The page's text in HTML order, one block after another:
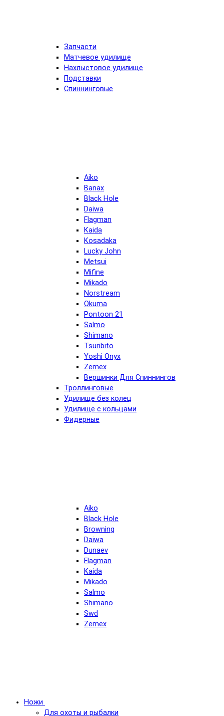
Запчасти
Матчевое удилище
Нахлыстовое удилище
Подставки
Спиннинговые
Aiko
Banax
Black Hole
Daiwa
Flagman
Kaida
Kosadaka
Lucky John
Metsui
Mifine
Mikado
Norstream
Okuma
Pontoon 21
Salmo
Shimano
Tsuribito
Yoshi Onyx
Zemex
Вершинки Для Спиннингов
Троллинговые
Удилище без колец
Удилище с кольцами
Фидерные
Aiko
Black Hole
Browning
Daiwa
Dunaev
Flagman
Kaida
Mikado
Salmo
Shimano
Swd
Zemex
Ножи
Для охоты и рыбалки